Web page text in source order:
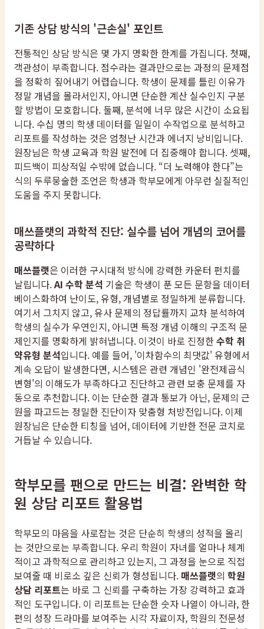
기존 상담 방식의 '근손실' 포인트
전통적인 상담 방식은 몇 가지 명확한 한계를 가집니다. 첫째,
객관성이 부족합니다. 점수라는 결과만으로는 과정의 문제점
을 정확히 짚어내기 어렵습니다. 학생이 문제를 틀린 이유가
정말 개념을 몰라서인지, 아니면 단순한 계산 실수인지 구분
할 방법이 모호합니다. 둘째, 분석에 너무 많은 시간이 소요됩
니다. 수십 명의 학생 데이터를 일일이 수작업으로 분석하고
리포트를 작성하는 것은 엄청난 시간과 에너지 낭비입니다.
원장님은 학생 교육과 학원 발전에 더 집중해야 합니다. 셋째,
피드백이 피상적일 수밖에 없습니다. “더 노력해야 한다”는
식의 두루뭉술한 조언은 학생과 학부모에게 아무런 실질적인
도움을 주지 못합니다.
매쓰플랫의 과학적 진단: 실수를 넘어 개념의 코어를
공략하다
매쓰플랫은 이러한 구시대적 방식에 강력한 카운터 펀치를
날립니다.AI 수학 분석 기술은 학생이 푼 모든 문항을 데이터
베이스화하여 난이도, 유형, 개념별로 정밀하게 분류합니다.
여기서 그치지 않고, 유사 문제의 정답률까지 교차 분석하여
학생의 실수가 우연인지, 아니면 특정 개념 이해의 구조적 문
제인지를 명확하게 밝혀냅니다. 이것이 바로 진정한수학 취
약유형 분석입니다. 예를 들어, '이차함수의 최댓값' 유형에서
계속 오답이 발생한다면, 시스템은 관련 개념인 '완전제곱식
변형'의 이해도가 부족하다고 진단하고 관련 보충 문제를 자
동으로 추천합니다. 이는 단순한 결과 통보가 아닌, 문제의 근
원을 파고드는 정밀한 진단이자 맞춤형 처방전입니다. 이제
원장님은 단순한 티칭을 넘어, 데이터에 기반한 전문 코치로
거듭날 수 있습니다.
학부모를 팬으로 만드는 비결: 완벽한 학
원 상담 리포트 활용법
학부모의 마음을 사로잡는 것은 단순히 학생의 성적을 올리
는 것만으로는 부족합니다. 우리 학원이 자녀를 얼마나 체계
적이고 과학적으로 관리하고 있는지, 그 과정을 눈으로 직접
보여줄 때 비로소 깊은 신뢰가 형성됩니다. 매쓰플랫의 학원
상담 리포트는 바로 그 신뢰를 구축하는 가장 강력하고 효과
적인 도구입니다. 이 리포트는 단순한 숫자 나열이 아니라, 한
편의 성장 드라마를 보여주는 시각 자료이자, 학원의 전문성